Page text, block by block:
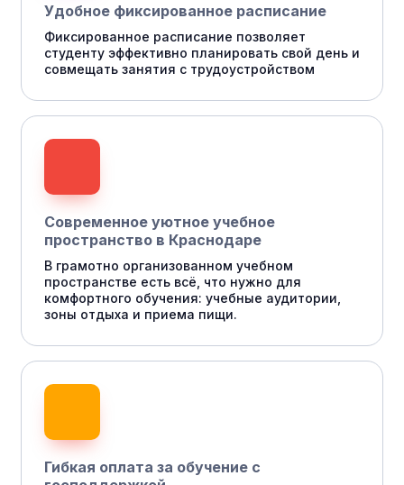
Удобное фиксированное расписание
Фиксированное расписание позволяет
студенту эффективно планировать свой день и
совмещать занятия с трудоустройством
Современное уютное учебное
пространство в Краснодаре
В грамотно организованном учебном
пространстве есть всё, что нужно для
комфортного обучения: учебные аудитории,
зоны отдыха и приема пищи.
Гибкая оплата за обучение с